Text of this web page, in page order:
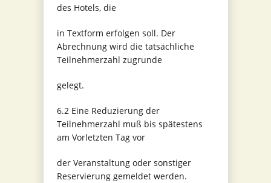
des Hotels, die
in Textform erfolgen soll. Der
Abrechnung wird die tatsächliche
Teilnehmerzahl zugrunde
gelegt.
6.2 Eine Reduzierung der
Teilnehmerzahl muß bis spätestens
am Vorletzten Tag vor
der Veranstaltung oder sonstiger
Reservierung gemeldet werden.